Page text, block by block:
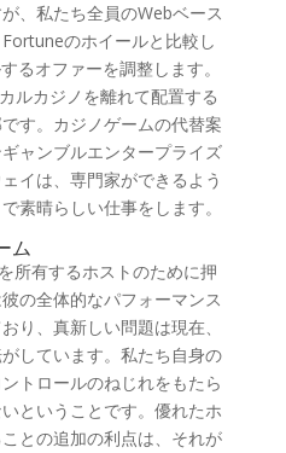
、私たち全員のWebベース
のホイールと比較し
るオファーを調整します。
ルカジノを離れて配置する
す。カジノゲームの代替案
ャンブルエンタープライズ
イは、専門家ができるよう
素晴らしい仕事をします。
ム
所有するホストのために押
の全体的なパフォーマンス
り、真新しい問題は現在、
しています。私たち自身の
トロールのねじれをもたら
ということです。優れたホ
との追加の利点は、それが